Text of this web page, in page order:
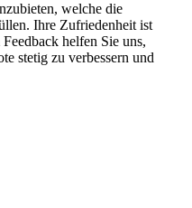
welche die
Ihre Zufriedenheit ist
helfen Sie uns,
stetig zu verbessern und